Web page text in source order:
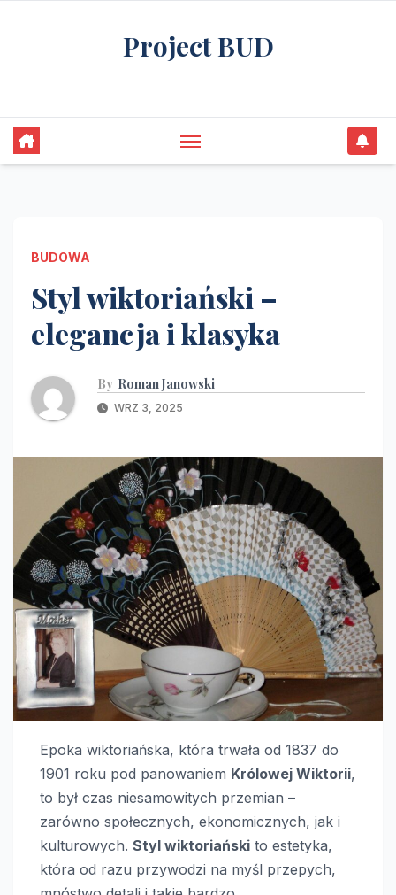
Project BUD
BUDOWA
Styl wiktoriański –
elegancja i klasyka
By Roman Janowski
WRZ 3, 2025
Epoka wiktoriańska, która trwała od 1837 do
1901 roku pod panowaniem Królowej Wiktorii,
to był czas niesamowitych przemian –
zarówno społecznych, ekonomicznych, jak i
kulturowych. Styl wiktoriański to estetyka,
która od razu przywodzi na myśl przepych,